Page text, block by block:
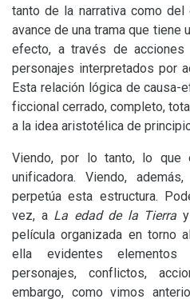
tanto de la narrativa como del
avance de una trama que tiene
efecto, a través de acciones
personajes interpretados por
Esta relación lógica de causa-
ficcional cerrado, completo,
a la idea aristotélica de
Viendo, por lo tanto, lo
unificadora. Viendo,
perpetúa esta estructura.
vez, a La edad de la Tierra
película organizada en torno
ella evidentes elementos
personajes, conflictos,
embargo, como vimos